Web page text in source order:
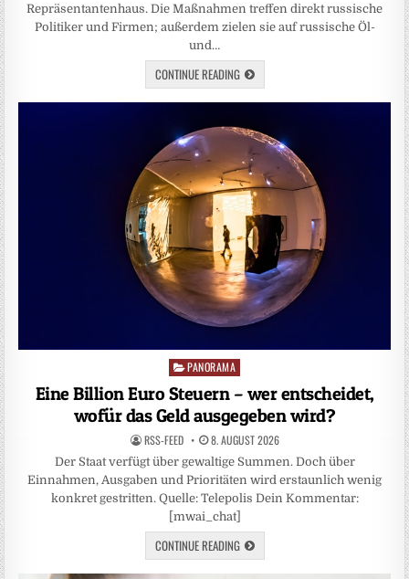
Repräsentantenhaus. Die Maßnahmen treffen direkt russische
Politiker und Firmen; außerdem zielen sie auf russische Öl-
und…
CONTINUE READING
Posted
in
PANORAMA
Eine Billion Euro Steuern – wer entscheidet,
wofür das Geld ausgegeben wird?
RSS-FEED 8. AUGUST 2026
Der Staat verfügt über gewaltige Summen. Doch über
Einnahmen, Ausgaben und Prioritäten wird erstaunlich wenig
konkret gestritten. Quelle: Telepolis Dein Kommentar:
[mwai_chat]
CONTINUE READING